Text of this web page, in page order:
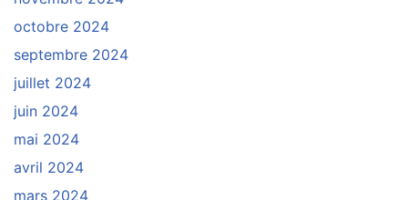
octobre 2024
septembre 2024
juillet 2024
juin 2024
mai 2024
avril 2024
mars 2024